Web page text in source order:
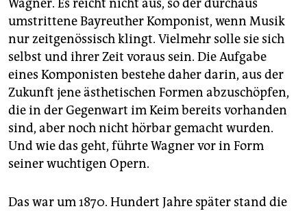
unterstützen
abo
genossenschaft
epaper login
Wagner. Es reicht nicht aus, so der durchaus
umstrittene Bayreuther Komponist, wenn Musik
nur zeitgenössisch klingt. Vielmehr solle sie sich
selbst und ihrer Zeit voraus sein. Die Aufgabe
eines Komponisten bestehe daher darin, aus der
Zukunft jene ästhetischen Formen abzuschöpfen,
die in der Gegenwart im Keim bereits vorhanden
sind, aber noch nicht hörbar gemacht wurden.
Und wie das geht, führte Wagner vor in Form
seiner wuchtigen Opern.
Das war um 1870. Hundert Jahre später stand die